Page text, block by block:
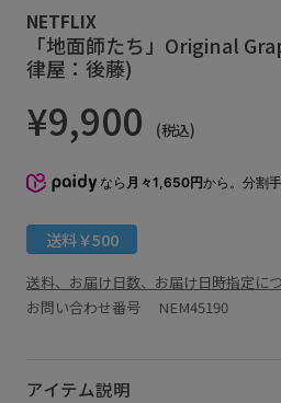
NETFLIX
「地面師たち」Original
律屋：後藤)
¥9,900 (税込)
なら 月々1,650円から。分割
送料￥500
送料、お届け日数、お届け日時指定に
お問い合わせ番号 NEM45190
アイテム説明